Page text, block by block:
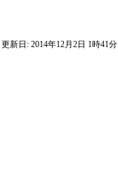
更新日: 2014年12月2日 1時41分